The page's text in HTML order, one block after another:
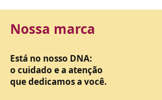
Nossa marca
Está no nosso DNA:
o cuidado e a atenção
que dedicamos a você.